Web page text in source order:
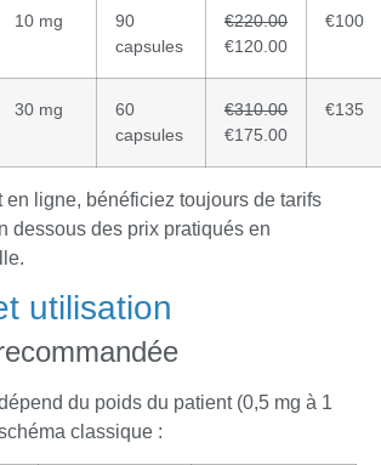
10 mg
90
capsules
€220.00
€120.00
€100
30 mg
60
capsules
€310.00
€175.00
€135
en ligne, bénéficiez toujours de tarifs
dessous des prix pratiqués en
utilisation
du poids du patient (0,5 mg à 1
classique :